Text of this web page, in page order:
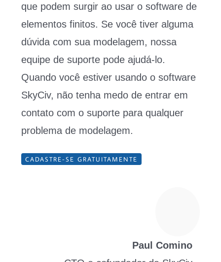
que podem surgir ao usar o software de
elementos finitos. Se você tiver alguma
dúvida com sua modelagem, nossa
equipe de suporte pode ajudá-lo.
Quando você estiver usando o software
SkyCiv, não tenha medo de entrar em
contato com o suporte para qualquer
problema de modelagem.
CADASTRE-SE GRATUITAMENTE
Paul Comino